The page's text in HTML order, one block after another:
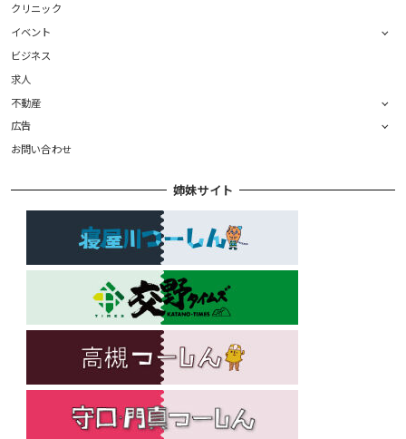
クリニック
イベント
ビジネス
求人
不動産
広告
お問い合わせ
姉妹サイト